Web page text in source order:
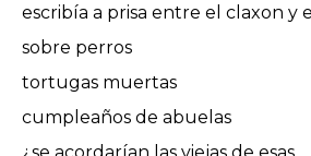
escribía a prisa entre el claxon y
sobre perros
tortugas muertas
cumpleaños de abuelas
¿se acordarían las viejas de esas